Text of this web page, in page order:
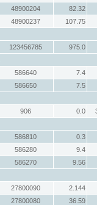
48900204
82.32
48900237
107.75
123456785
975.0
586640
7.4
586650
7.5
906 0.0
586810
0.3
586280
9.4
586270
9.56
27800090
2.144
27800080
36.59